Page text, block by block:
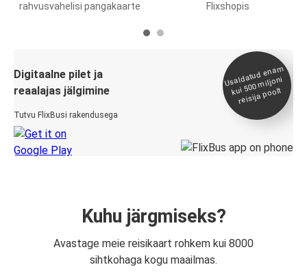
rahvusvahelisi pangakaarte
Flixshopis
Digitaalne pilet ja
reaalajas jälgimine
Tutvu FlixBusi rakendusega
Usaldatud ena
m
kui 500
miljoni
reisija poolt
Kuhu järgmiseks?
Avastage meie reisikaart rohkem kui 8000
sihtkohaga kogu maailmas.